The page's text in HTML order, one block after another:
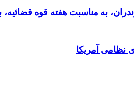
به مناسبت هفته قوه قضائیه،
نظامی آمریکا